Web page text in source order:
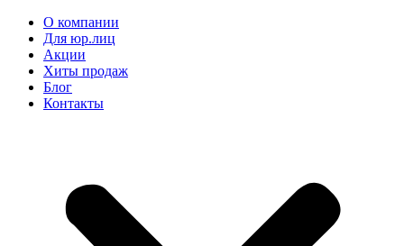
О компании
Для юр.лиц
Акции
Хиты продаж
Блог
Контакты